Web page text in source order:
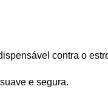
contra o
e segura.